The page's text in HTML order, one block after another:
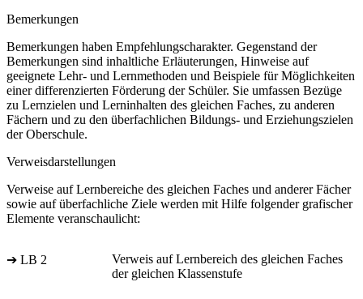
Bemerkungen
Bemerkungen haben Empfehlungscharakter. Gegenstand der
Bemerkungen sind inhaltliche Erläuterungen, Hinweise auf
geeignete Lehr- und Lernmethoden und Beispiele für Möglichkeiten
einer differenzierten Förderung der Schüler. Sie umfassen Bezüge
zu Lernzielen und Lerninhalten des gleichen Faches, zu anderen
Fächern und zu den überfachlichen Bildungs- und Erziehungszielen
der Oberschule.
Verweisdarstellungen
Verweise auf Lernbereiche des gleichen Faches und anderer Fächer
sowie auf überfachliche Ziele werden mit Hilfe folgender grafischer
Elemente veranschaulicht:
➔ LB 2
Verweis auf Lernbereich des gleichen Faches
der gleichen Klassenstufe